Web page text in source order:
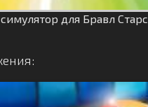
для Бравл Старс